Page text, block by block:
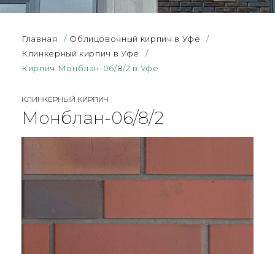
Главная / Облицовочный кирпич в Уфе
/
Клинкерный кирпич в Уфе
/
Кирпич Монблан-06/8/2 в Уфе
КЛИНКЕРНЫЙ КИРПИЧ
Монблан-06/8/2